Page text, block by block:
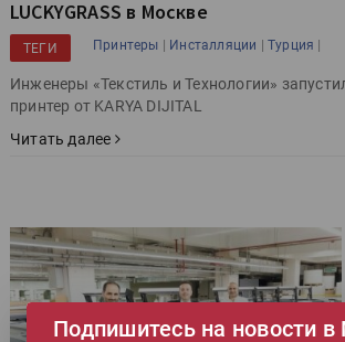
LUCKYGRASS в Москве
ТЕГИ Принтеры | Инсталляции |Турция |
Инженеры «Текстиль и Технологии»
принтер от KARYA DIJITAL
Читать далее
Подпишитесь на новости